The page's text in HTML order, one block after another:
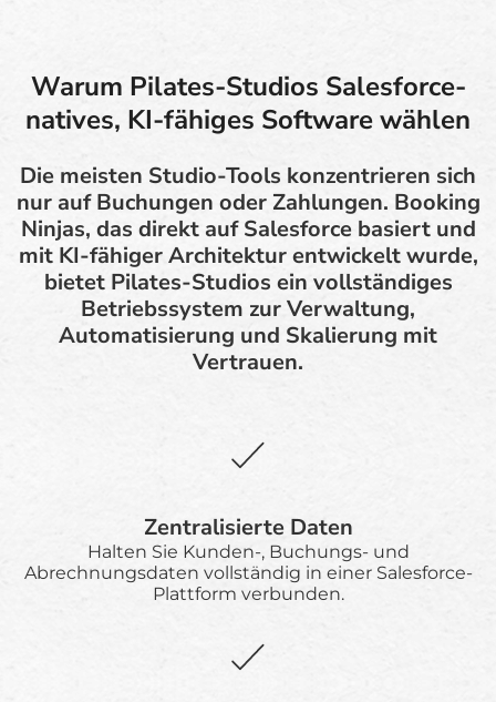
Warum Pilates-Studios Salesforce-
natives, KI-fähiges Software wählen
Die meisten Studio-Tools konzentrieren sich
nur auf Buchungen oder Zahlungen. Booking
Ninjas, das direkt auf Salesforce basiert und
mit KI-fähiger Architektur entwickelt wurde,
bietet Pilates-Studios ein vollständiges
Betriebssystem zur Verwaltung,
Automatisierung und Skalierung mit
Vertrauen.
Zentralisierte Daten
Halten Sie Kunden-, Buchungs- und
Abrechnungsdaten vollständig in einer Salesforce-
Plattform verbunden.